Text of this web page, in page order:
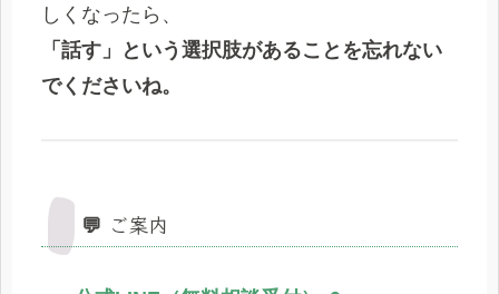
しくなったら、
「話す」という選択肢があることを忘れない
でくださいね。
💬 ご案内